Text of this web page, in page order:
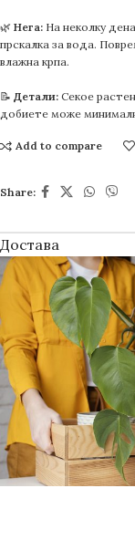
🌿 Нега: На неколку
прскалка за вода.
влажна крпа.
📝 Детали: Секое
добиете може
Add to compare
Share:
Достава